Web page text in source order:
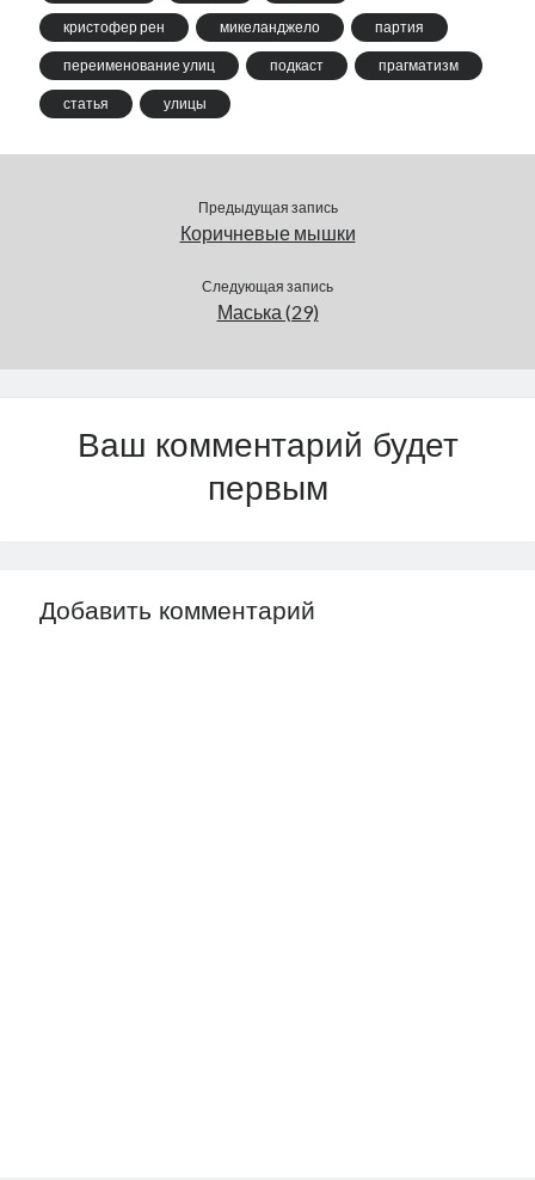
кристофер рен микеланджело партия
переименование улиц подкаст прагматизм
статья улицы
Предыдущая запись
Коричневые мышки
Следующая запись
Маська (29)
Ваш комментарий будет
первым
Добавить комментарий